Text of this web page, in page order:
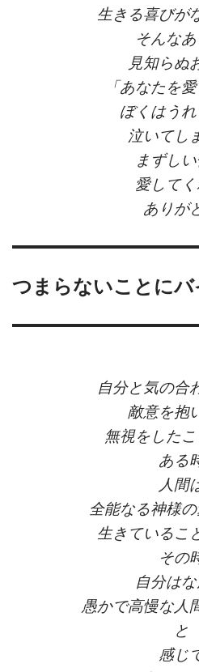
生きる喜びが
そんな
見知らぬ
「あなたを
ぼくはう
泣いてし
まずし
愛して
ありが
つまらないことにバ
自分と気の合
敵意を抱
無視をした
ある
人間
全能なる神様
生きているこ
その
自分は
愚かで高慢な人
と
感じ